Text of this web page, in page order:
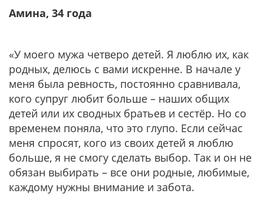
Амина, 34 года
«У моего мужа четверо детей. Я люблю их, как
родных, делюсь с вами искренне. В начале у
меня была ревность, постоянно сравнивала,
кого супруг любит больше – наших общих
детей или их сводных братьев и сестёр. Но со
временем поняла, что это глупо. Если сейчас
меня спросят, кого из своих детей я люблю
больше, я не смогу сделать выбор. Так и он не
обязан выбирать – все они родные, любимые,
каждому нужны внимание и забота.